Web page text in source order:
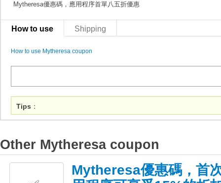
Mytheresa優惠碼，應用程序首單八五折優惠
How to use Shipping
How to use Mytheresa coupon
Tips ：
Other Mytheresa coupon
Mytheresa優惠碼，首